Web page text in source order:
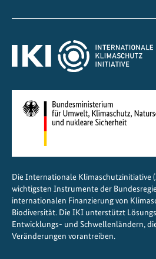
Die Internationale Klimaschutzinitiative
wichtigsten Instrumente der
internationalen Finanzierung von
Biodiversität. Die IKI unterstützt
Entwicklungs- und Schwellenländern,
Veränderungen vorantreiben.